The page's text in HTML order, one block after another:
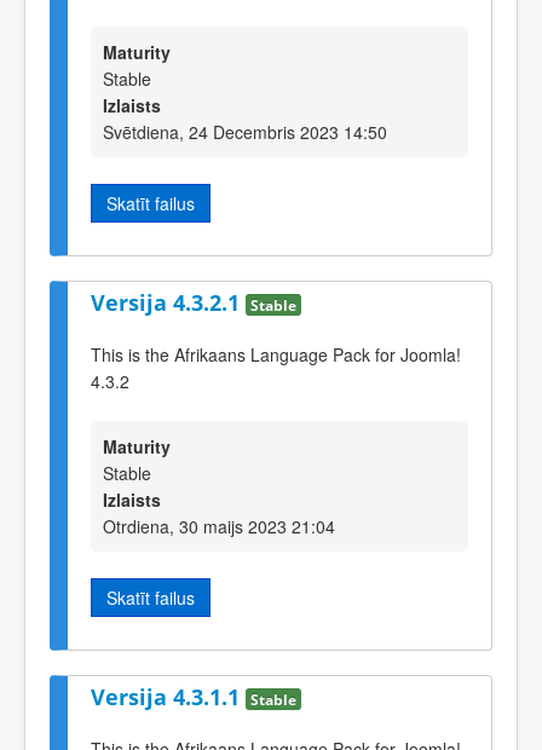
Maturity
Stable
Izlaists
Svētdiena, 24 Decembris 2023 14:50
Skatīt failus
Versija 4.3.2.1 Stable
This is the Afrikaans Language Pack for Joomla!
4.3.2
Maturity
Stable
Izlaists
Otrdiena, 30 maijs 2023 21:04
Skatīt failus
Versija 4.3.1.1 Stable